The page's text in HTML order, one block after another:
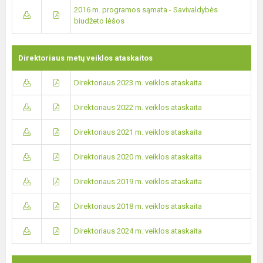
2016 m. programos sąmata - Savivaldybės
biudžeto lėšos
Direktoriaus metų veiklos ataskaitos
Direktoriaus 2023 m. veiklos ataskaita
Direktoriaus 2022 m. veiklos ataskaita
Direktoriaus 2021 m. veiklos ataskaita
Direktoriaus 2020 m. veiklos ataskaita
Direktoriaus 2019 m. veiklos ataskaita
Direktoriaus 2018 m. veiklos ataskaita
Direktoriaus 2024 m. veiklos ataskaita